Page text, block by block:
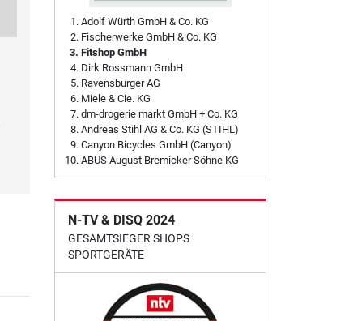
Adolf Würth GmbH & Co. KG
Fischerwerke GmbH & Co. KG
Fitshop GmbH
Dirk Rossmann GmbH
Ravensburger AG
Miele & Cie. KG
dm-drogerie markt GmbH + Co. KG
Andreas Stihl AG & Co. KG (STIHL)
Canyon Bicycles GmbH (Canyon)
ABUS August Bremicker Söhne KG
N-TV & DISQ 2024
GESAMTSIEGER SHOPS
SPORTGERÄTE